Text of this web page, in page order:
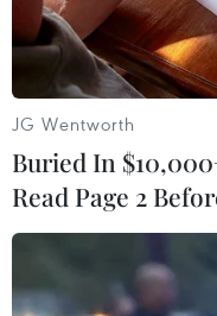
một trong những
này sụt lún trung
JG Wentworth
Buried In
Read Page 2